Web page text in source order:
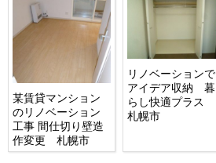
某賃貸マンション
のリノベーション
工事 間仕切り壁造
作変更 札幌市
リノベーションで
アイデア収納 暮
らし快適プラス
札幌市